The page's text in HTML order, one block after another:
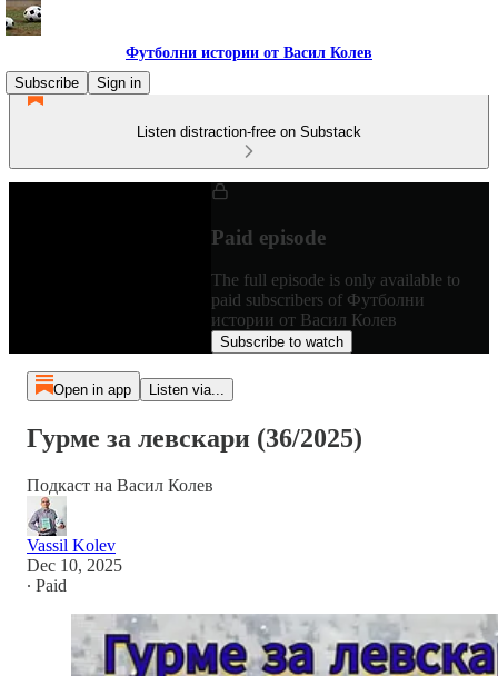
Футболни истории от Васил Колев
Subscribe
Sign in
Listen distraction-free on Substack
Paid episode
The full episode is only available to
paid subscribers of Футболни
истории от Васил Колев
Subscribe to watch
Open in app Listen via...
Гурме за левскари (36/2025)
Подкаст на Васил Колев
Vassil Kolev
Dec 10, 2025
∙ Paid